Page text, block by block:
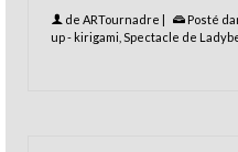
de ARTournadre | Posté
up - kirigami Spectacle de